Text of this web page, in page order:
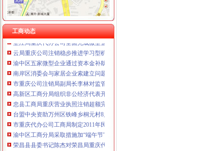
工商动态
长寿局重庆代办公司大力促进非公经济组织创先争优
沙坪坝局重庆分公司注销三举措帮扶中小企业融资4.8亿元
江津局重庆税务注销以四个注重为抓手大力发展微型企业
垫江局重庆代办公司全面完成微型企业试点发展任务
云局重庆公司注销稳步推进学习型机关建设成效明显
渝中区五家微型企业通过资本金补助评审
南岸区消委会与家居企业索建立问题家居先行赔偿机制
市重庆公司注销局副局长李林对监管巡查体系改革推进工作提出四点要求
高新区工商分局组织非公经济代表开展“我身边的重庆税务注销员” 演讲比赛
忠县工商局重庆营业执照注销超额完成2011年上半年微型企业发展任务
台盟中央资助万州区铁峰乡桐元村8户残疾人微型企业
市重庆代办公司工商局制定2011年民主评议政风行风工作实施方案
渝中区工商分局采取措施加“端午节”重庆分公司注销期间食品安全监管
荣昌县县委书记陈杰对荣昌局重庆代办公司工商专报信息作出批示
市重庆税务注销工商局与市检察院共同研究加行政执法与刑事司法衔接工作